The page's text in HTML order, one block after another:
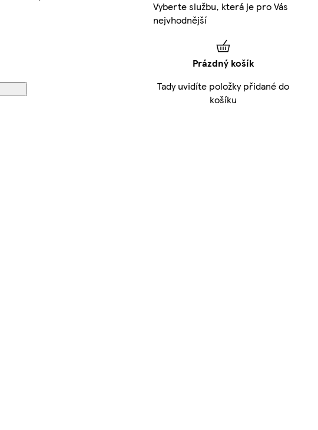
Vyberte službu, která je pro Vás
nejvhodnější
Prázdný košík
Tady uvidíte položky přidané do
košíku